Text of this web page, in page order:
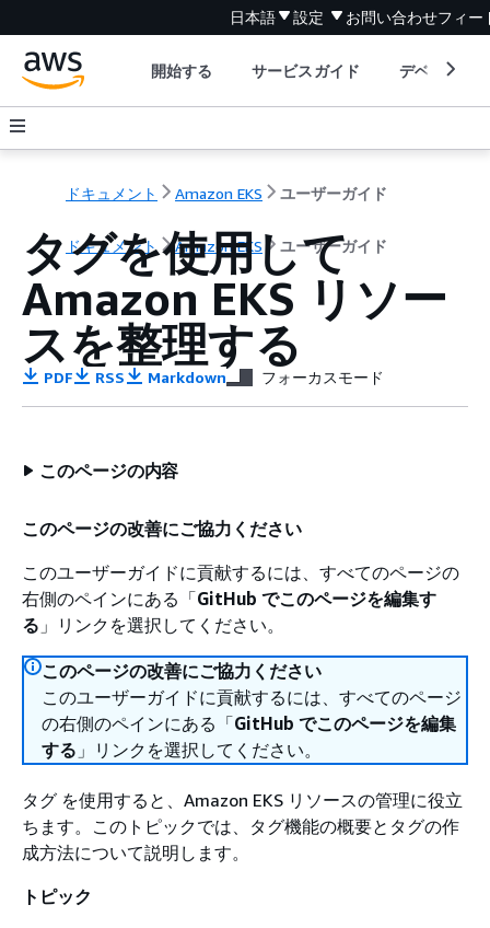
日本語 設定 お問い合わせフィー
開始する サービスガイド デベロッパ
ドキュメント Amazon EKS ユーザーガイド
ドキュメント Amazon EKS ユーザーガイド
タグを使用して
Amazon EKS リソー
スを整理する
PDF RSS Markdown フォーカスモード
このページの内容
このページの改善にご協力ください
このユーザーガイドに貢献するには、すべてのページの
右側のペインにある「GitHub でこのページを編集す
る 」リンクを選択してください。
このページの改善にご協力ください
このユーザーガイドに貢献するには、すべてのページ
の右側のペインにある「GitHub でこのページを編集
する 」リンクを選択してください。
タグ を使用すると、Amazon EKS リソースの管理に役立
ちます。このトピックでは、タグ機能の概要とタグの作
成方法について説明します。
トピック